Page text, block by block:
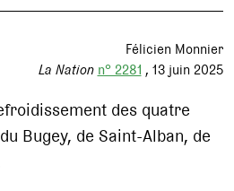
Félicien Monnier
La Nation n° 2281 13 juin 2025
des quatre
Bugey, de Saint-Alban, de